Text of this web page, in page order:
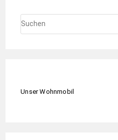
Unser Wohnmobil